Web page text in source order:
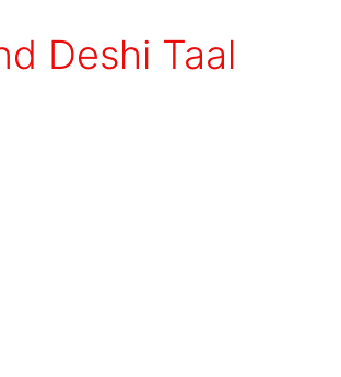
Deshi Taal